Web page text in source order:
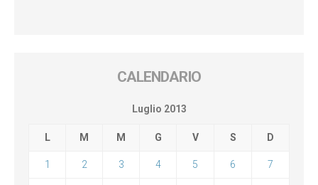
CALENDARIO
Luglio 2013
L M M G V S D
1 2 3 4 5 6 7